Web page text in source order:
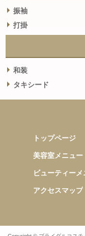
振袖
打掛
和装
タキシード
トップページ
美容室メニュー
ビューティー
アクセスマップ